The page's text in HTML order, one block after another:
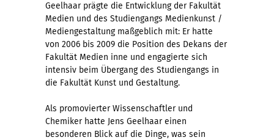
Geelhaar prägte die Entwicklung der Fakultät
Medien und des Studiengangs Medienkunst /
Mediengestaltung maßgeblich mit: Er hatte
von 2006 bis 2009 die Position des Dekans der
Fakultät Medien inne und engagierte sich
intensiv beim Übergang des Studiengangs in
die Fakultät Kunst und Gestaltung.
Als promovierter Wissenschaftler und
Chemiker hatte Jens Geelhaar einen
besonderen Blick auf die Dinge, was sein